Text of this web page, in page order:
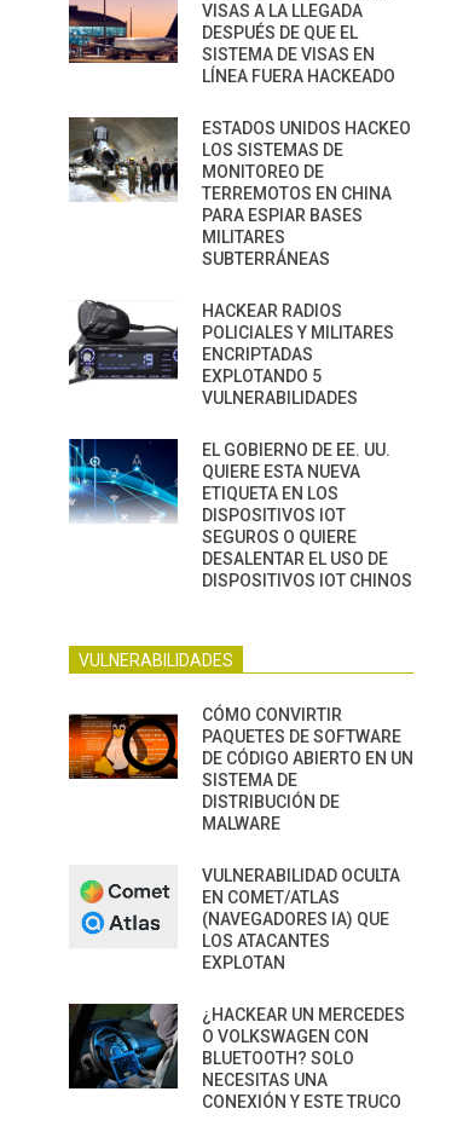
VISAS A LA LLEGADA
DESPUÉS DE QUE EL
SISTEMA DE VISAS EN
LÍNEA FUERA HACKEADO
ESTADOS UNIDOS HACKEO
LOS SISTEMAS DE
MONITOREO DE
TERREMOTOS EN CHINA
PARA ESPIAR BASES
MILITARES
SUBTERRÁNEAS
HACKEAR RADIOS
POLICIALES Y MILITARES
ENCRIPTADAS
EXPLOTANDO 5
VULNERABILIDADES
EL GOBIERNO DE EE. UU.
QUIERE ESTA NUEVA
ETIQUETA EN LOS
DISPOSITIVOS IOT
SEGUROS O QUIERE
DESALENTAR EL USO DE
DISPOSITIVOS IOT CHINOS
VULNERABILIDADES
CÓMO CONVIRTIR
PAQUETES DE SOFTWARE
DE CÓDIGO ABIERTO EN UN
SISTEMA DE
DISTRIBUCIÓN DE
MALWARE
VULNERABILIDAD OCULTA
EN COMET/ATLAS
(NAVEGADORES IA) QUE
LOS ATACANTES
EXPLOTAN
¿HACKEAR UN MERCEDES
O VOLKSWAGEN CON
BLUETOOTH? SOLO
NECESITAS UNA
CONEXIÓN Y ESTE TRUCO